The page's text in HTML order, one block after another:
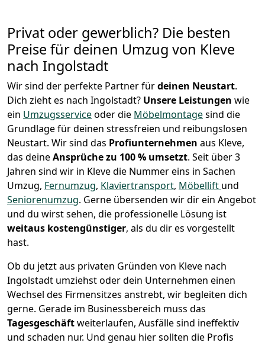
Privat oder gewerblich? Die besten
Preise für deinen Umzug von Kleve
nach Ingolstadt
Wir sind der perfekte Partner fürdeinen Neustart.
Dich zieht es nach Ingolstadt? Unsere Leistungen wie
ein Umzugsserviceoder die Möbelmontagesind die
Grundlage für deinen stressfreien und reibungslosen
Neustart. Wir sind das Profiunternehmen aus Kleve,
das deineAnsprüche zu 100 % umsetzt. Seit über 3
Jahren sind wir in Kleve die Nummer eins in Sachen
Umzug, Fernumzug, Klaviertransport, Möbellift und
Seniorenumzug. Gerne übersenden wir dir ein Angebot
und du wirst sehen, die professionelle Lösung ist
weitaus kostengünstiger, als du dir es vorgestellt
hast.
Ob du jetzt aus privaten Gründen von Kleve nach
Ingolstadt umziehst oder dein Unternehmen einen
Wechsel des Firmensitzes anstrebt, wir begleiten dich
gerne. Gerade im Businessbereich muss das
Tagesgeschäftweiterlaufen, Ausfälle sind ineffektiv
und schaden nur. Und genau hier sollten die Profis